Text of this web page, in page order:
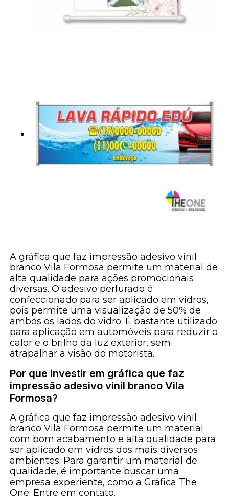
A gráfica que faz impressão adesivo vinil
branco Vila Formosa permite um material de
alta qualidade para ações promocionais
diversas. O adesivo perfurado é
confeccionado para ser aplicado em vidros,
pois permite uma visualização de 50% de
ambos os lados do vidro. É bastante utilizado
para aplicação em automóveis para reduzir o
calor e o brilho da luz exterior, sem
atrapalhar a visão do motorista.
Por que investir em gráfica que faz
impressão adesivo vinil branco Vila
Formosa?
A gráfica que faz impressão adesivo vinil
branco Vila Formosa permite um material
com bom acabamento e alta qualidade para
ser aplicado em vidros dos mais diversos
ambientes. Para garantir um material de
qualidade, é importante buscar uma
empresa experiente, como a Gráfica The
One. Entre em contato.